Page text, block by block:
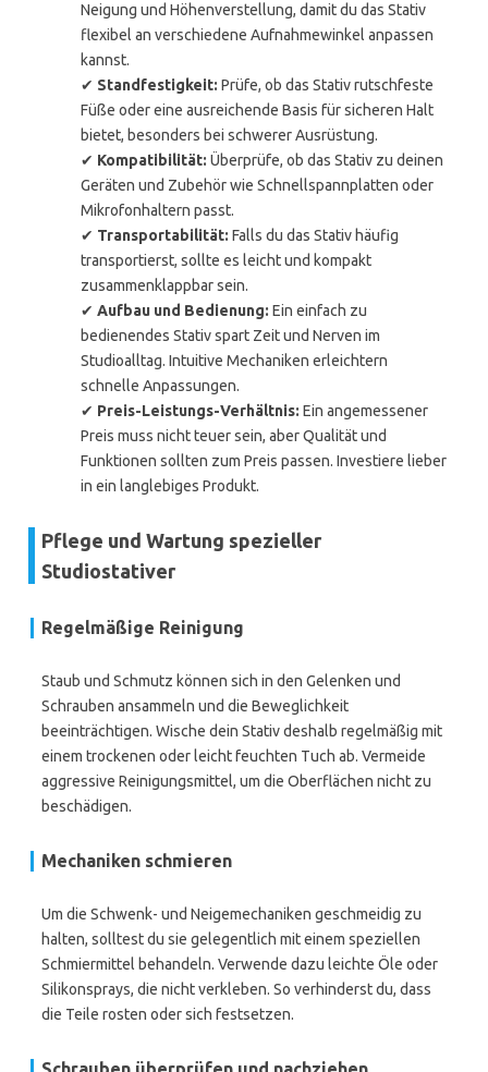
Neigung und Höhenverstellung, damit du das Stativ
flexibel an verschiedene Aufnahmewinkel anpassen
kannst.
✔ Standfestigkeit: Prüfe, ob das Stativ rutschfeste
Füße oder eine ausreichende Basis für sicheren Halt
bietet, besonders bei schwerer Ausrüstung.
✔ Kompatibilität: Überprüfe, ob das Stativ zu deinen
Geräten und Zubehör wie Schnellspannplatten oder
Mikrofonhaltern passt.
✔ Transportabilität: Falls du das Stativ häufig
transportierst, sollte es leicht und kompakt
zusammenklappbar sein.
✔ Aufbau und Bedienung: Ein einfach zu
bedienendes Stativ spart Zeit und Nerven im
Studioalltag. Intuitive Mechaniken erleichtern
schnelle Anpassungen.
✔ Preis-Leistungs-Verhältnis: Ein angemessener
Preis muss nicht teuer sein, aber Qualität und
Funktionen sollten zum Preis passen. Investiere lieber
in ein langlebiges Produkt.
Pflege und Wartung spezieller
Studiostativer
Regelmäßige Reinigung
Staub und Schmutz können sich in den Gelenken und
Schrauben ansammeln und die Beweglichkeit
beeinträchtigen. Wische dein Stativ deshalb regelmäßig mit
einem trockenen oder leicht feuchten Tuch ab. Vermeide
aggressive Reinigungsmittel, um die Oberflächen nicht zu
beschädigen.
Mechaniken schmieren
Um die Schwenk- und Neigemechaniken geschmeidig zu
halten, solltest du sie gelegentlich mit einem speziellen
Schmiermittel behandeln. Verwende dazu leichte Öle oder
Silikonsprays, die nicht verkleben. So verhinderst du, dass
die Teile rosten oder sich festsetzen.